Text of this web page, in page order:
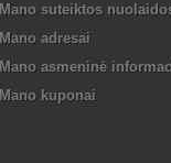
Mano suteiktos
Mano adresai
Mano asmeninė
Mano kuponai